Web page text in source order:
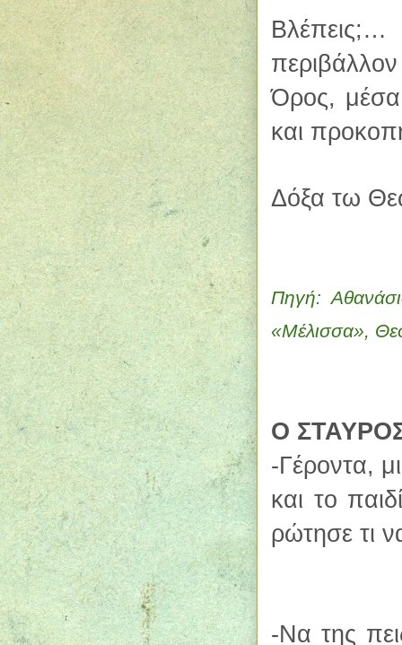
Όρος, μέσα
και
Δόξα τω
Πηγή:
«Μέλισσα»,
Ο
-Γέροντα,
και το
ρώτησε τι
-Να της